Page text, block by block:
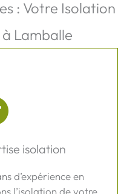
: Votre Isolation
Lamballe
isolation
d’expérience en
l’isolation de votre